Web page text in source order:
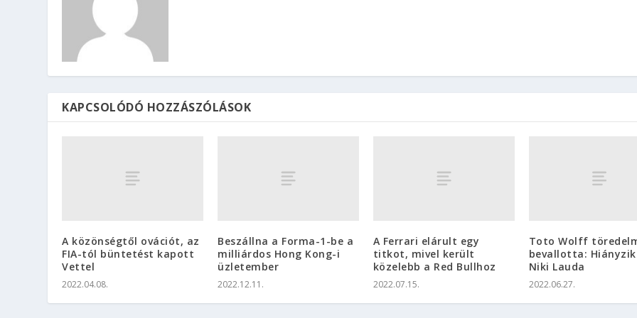
KAPCSOLÓDÓ HOZZÁSZÓLÁSOK
A közönségtől ovációt, az
FIA-tól büntetést kapott
Vettel
2022.04.08.
Beszállna a Forma-1-be a
milliárdos Hong Kong-i
üzletember
2022.12.11.
A Ferrari elárult egy
titkot, mivel került
közelebb a Red Bullhoz
2022.07.15.
Toto Wolff
bevallotta:
Niki Lauda
2022.06.27.